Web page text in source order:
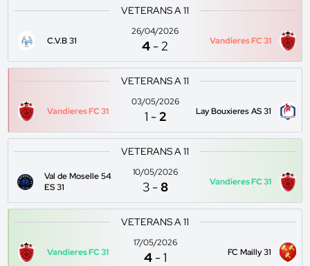
VETERANS A 11
C.V.B 31
26/04/2026
4 -2 Vandieres FC 31
VETERANS A 11
Vandieres FC 31
03/05/2026
1 -2 Lay Bouxieres AS 31
VETERANS A 11
Val de Moselle 54
ES 31
10/05/2026
3 -8 Vandieres FC 31
VETERANS A 11
Vandieres FC 31
17/05/2026
4 -1 FC Mailly 31